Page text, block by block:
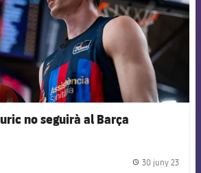
no seguirà al Barça
30 juny 23